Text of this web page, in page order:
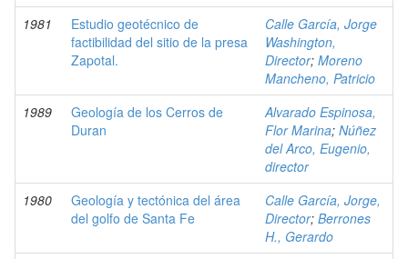
1981
Estudio geotécnico de
factibilidad del sitio de la presa
Zapotal.
Calle García, Jorge
Washington,
Director; Moreno
Mancheno, Patricio
1989
Geología de los Cerros de
Duran
Alvarado Espinosa,
Flor Marina; Núñez
del Arco, Eugenio,
director
1980
Geología y tectónica del área
del golfo de Santa Fe
Calle García, Jorge,
Director; Berrones
H., Gerardo